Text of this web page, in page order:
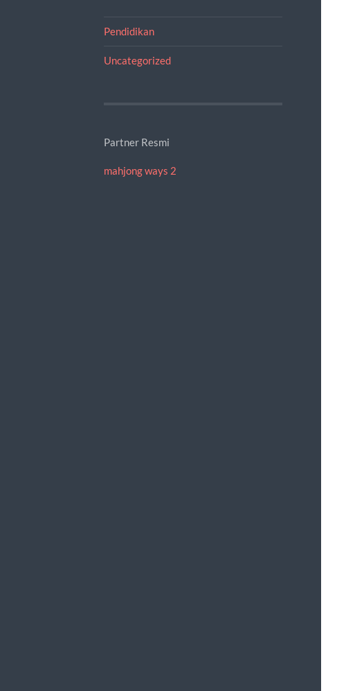
Pendidikan
Uncategorized
Partner Resmi
mahjong ways 2